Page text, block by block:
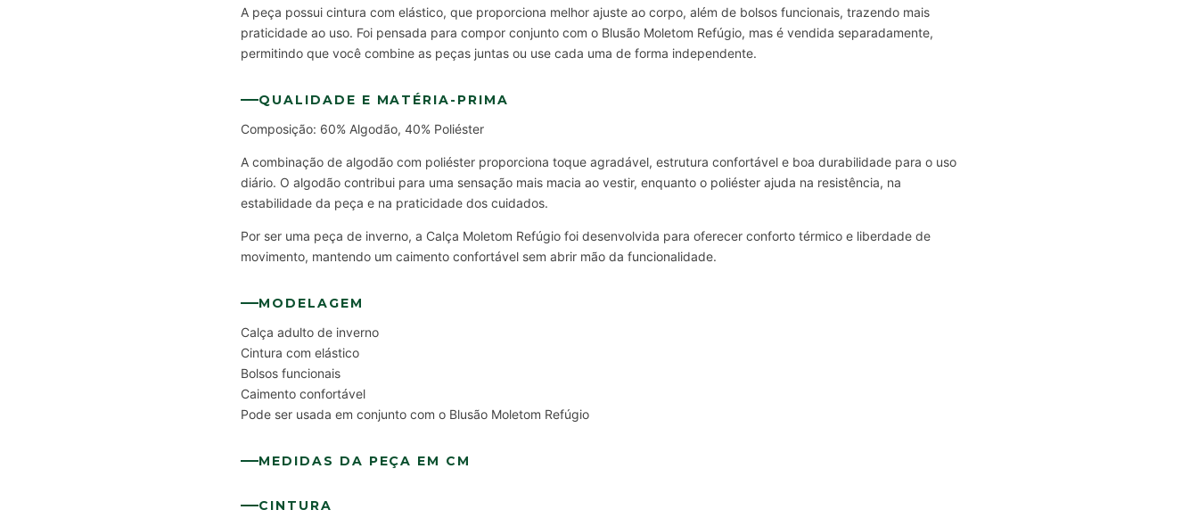
A peça possui cintura com elástico, que proporciona melhor ajuste ao corpo, além de bolsos funcionais, trazendo mais
praticidade ao uso. Foi pensada para compor conjunto com o Blusão Moletom Refúgio, mas é vendida separadamente,
permitindo que você combine as peças juntas ou use cada uma de forma independente.
QUALIDADE E MATÉRIA-PRIMA
Composição: 60% Algodão, 40% Poliéster
A combinação de algodão com poliéster proporciona toque agradável, estrutura confortável e boa durabilidade para o uso
diário. O algodão contribui para uma sensação mais macia ao vestir, enquanto o poliéster ajuda na resistência, na
estabilidade da peça e na praticidade dos cuidados.
Por ser uma peça de inverno, a Calça Moletom Refúgio foi desenvolvida para oferecer conforto térmico e liberdade de
movimento, mantendo um caimento confortável sem abrir mão da funcionalidade.
MODELAGEM
Calça adulto de inverno
Cintura com elástico
Bolsos funcionais
Caimento confortável
Pode ser usada em conjunto com o Blusão Moletom Refúgio
MEDIDAS DA PEÇA EM CM
CINTURA